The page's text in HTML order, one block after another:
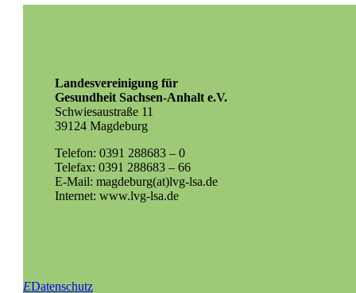
Landesvereinigung für
Gesundheit Sachsen-Anhalt e.V.
Schwiesaustraße 11
39124 Magdeburg
Telefon: 0391 288683 – 0
Telefax: 0391 288683 – 66
E-Mail: magdeburg(at)lvg-lsa.de
Internet: www.lvg-lsa.de
EDatenschutz